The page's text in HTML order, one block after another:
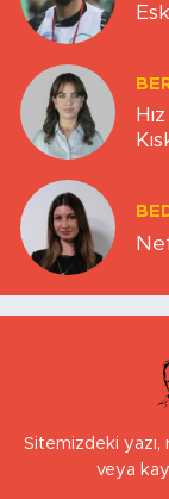
Sitemizdeki yazı,
veya